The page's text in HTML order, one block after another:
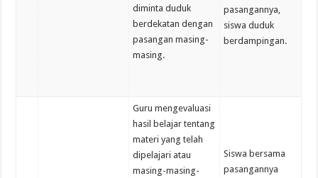
diminta duduk
berdekatan dengan
pasangan masing-
masing.
pasangannya,
siswa duduk
berdampingan.
Guru mengevaluasi
hasil belajar tentang
materi yang telah
dipelajari atau
masing-masing-
Siswa bersama
pasangannya